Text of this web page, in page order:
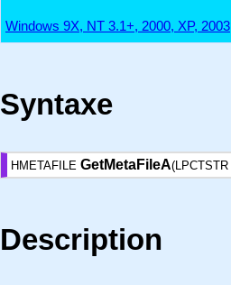
Windows 9X, NT 3.1+, 2000, XP, 2003
Syntaxe
HMETAFILE GetMetaFileA(LPCTSTR
Description